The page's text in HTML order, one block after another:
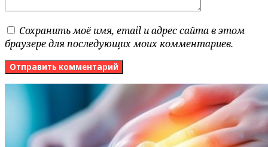
Сохранить моё имя, email и адрес сайта в этом
браузере для последующих моих комментариев.